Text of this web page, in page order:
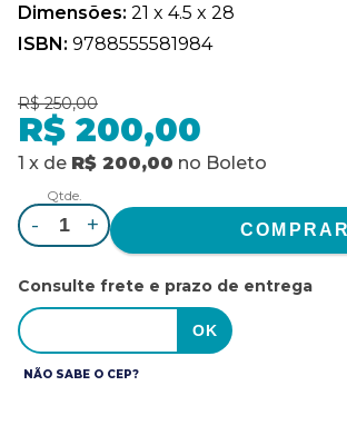
Dimensões: 21 x 4.5 x 28
ISBN: 9788555581984
R$ 250,00
R$ 200,00
1 x de R$ 200,00 no Boleto
Qtde.
- +
Consulte frete e prazo de entrega
NÃO SABE O CEP?